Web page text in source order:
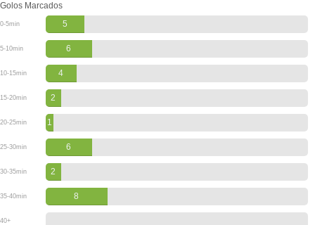
Golos Marcados
0-5min 5
5-10min 6
10-15min 4
15-20min 2
20-25min 1
25-30min 6
30-35min 2
35-40min 8
40+